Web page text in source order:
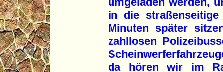
in die straßenseitige
Minuten später
zahllosen
da hören wir im